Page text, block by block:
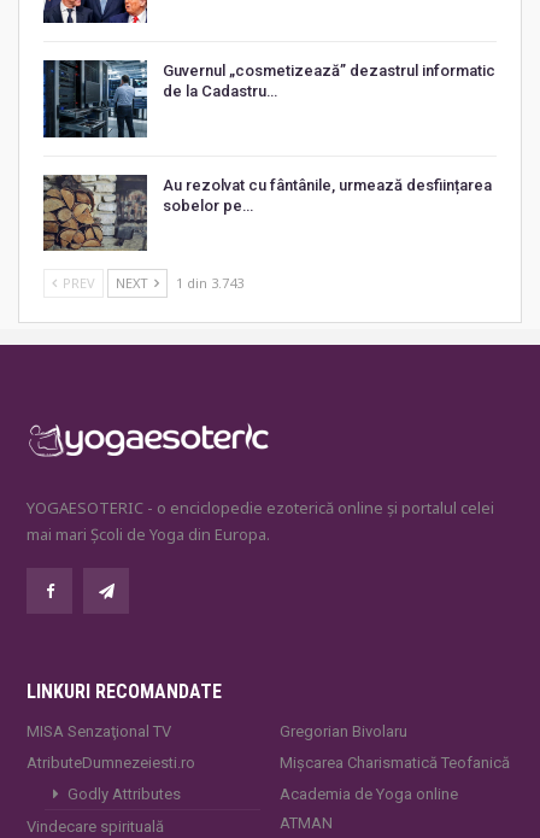
Guvernul „cosmetizează” dezastrul informatic
de la Cadastru…
Au rezolvat cu fântânile, urmează desființarea
sobelor pe…
PREV NEXT 1 din 3.743
YOGAESOTERIC - o enciclopedie ezoterică online și portalul celei
mai mari Școli de Yoga din Europa.
LINKURI RECOMANDATE
MISA Senzaţional TV
AtributeDumnezeiesti.ro
Godly Attributes
Vindecare spirituală
Gregorian Bivolaru
Mișcarea Charismatică Teofanică
Academia de Yoga online
ATMAN